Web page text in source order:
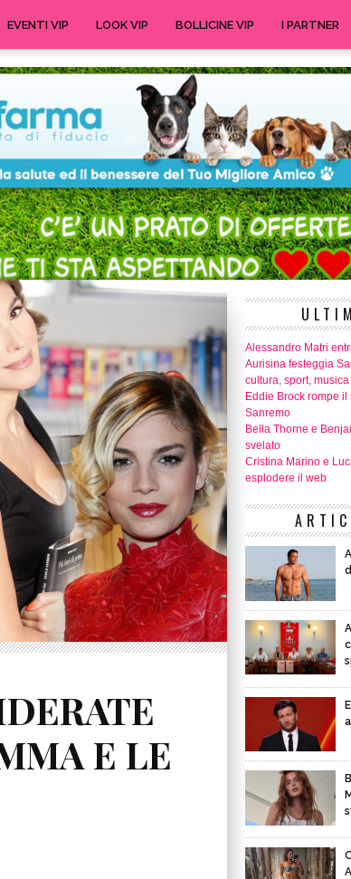
EVENTI VIP LOOK VIP BOLLICINE VIP I PARTNER
E LE
Alessandro Matri
Aurisina festeggia
cultura, sport,
Eddie Brock rompe
Sanremo
Bella Thorne e
svelato
Cristina Marino e
esplodere il web